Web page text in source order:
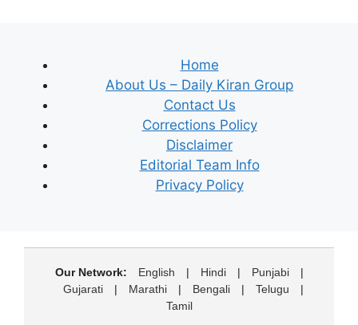
Home
About Us – Daily Kiran Group
Contact Us
Corrections Policy
Disclaimer
Editorial Team Info
Privacy Policy
Our Network: English | Hindi | Punjabi
|
Gujarati
| Marathi | Bengali | Telugu
|
Tamil